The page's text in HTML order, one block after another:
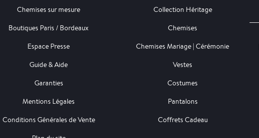
Chemises sur mesure
Boutiques Paris / Bordeaux
Espace Presse
Guide & Aide
Garanties
Mentions Légales
Conditions Générales de Vente
Collection Héritage
Chemises
Chemises Mariage | Cérémonie
Vestes
Costumes
Pantalons
Coffrets Cadeau